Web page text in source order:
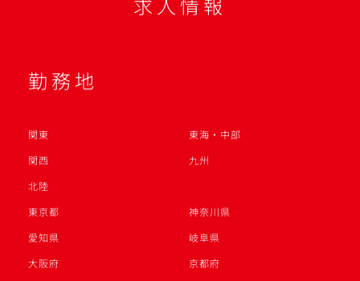
勤務地
関東
東海・中部
関西
九州
北陸
東京都
神奈川県
愛知県
岐阜県
大阪府
京都府